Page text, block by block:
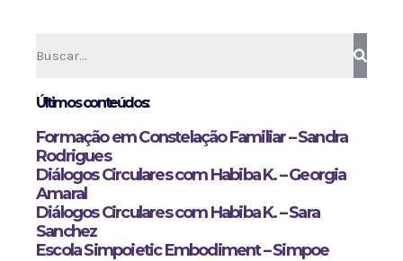
Últimos conteúdos:
Formação em Constelação Familiar – Sandra
Rodrigues
Diálogos Circulares com Habiba K. – Georgia
Amaral
Diálogos Circulares com Habiba K. – Sara
Sanchez
Escola Simpoietic Embodiment – Simpoe